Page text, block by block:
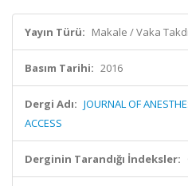
Yayın Türü: Makale / Vaka
Basım Tarihi: 2016
Dergi Adı: JOURNAL OF
ACCESS
Derginin Tarandığı İndeksler: